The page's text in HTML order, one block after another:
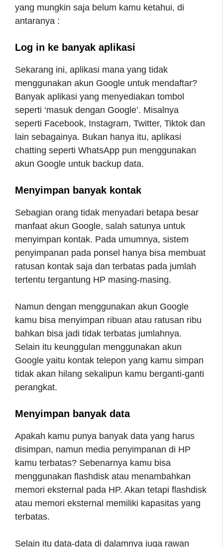
yang mungkin saja belum kamu ketahui, di
antaranya :
Log in ke banyak aplikasi
Sekarang ini, aplikasi mana yang tidak
menggunakan akun Google untuk mendaftar?
Banyak aplikasi yang menyediakan tombol
seperti ‘masuk dengan Google’. Misalnya
seperti Facebook, Instagram, Twitter, Tiktok dan
lain sebagainya. Bukan hanya itu, aplikasi
chatting seperti WhatsApp pun menggunakan
akun Google untuk backup data.
Menyimpan banyak kontak
Sebagian orang tidak menyadari betapa besar
manfaat akun Google, salah satunya untuk
menyimpan kontak. Pada umumnya, sistem
penyimpanan pada ponsel hanya bisa membuat
ratusan kontak saja dan terbatas pada jumlah
tertentu tergantung HP masing-masing.
Namun dengan menggunakan akun Google
kamu bisa menyimpan ribuan atau ratusan ribu
bahkan bisa jadi tidak terbatas jumlahnya.
Selain itu keunggulan menggunakan akun
Google yaitu kontak telepon yang kamu simpan
tidak akan hilang sekalipun kamu berganti-ganti
perangkat.
Menyimpan banyak data
Apakah kamu punya banyak data yang harus
disimpan, namun media penyimpanan di HP
kamu terbatas? Sebenarnya kamu bisa
menggunakan flashdisk atau menambahkan
memori eksternal pada HP. Akan tetapi flashdisk
atau memori eksternal memiliki kapasitas yang
terbatas.
Selain itu data-data di dalamnya juga rawan